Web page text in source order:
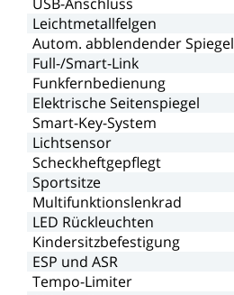
Leichtmetallfelgen
Autom. abblendenderSpiegel
Full-/Smart-Link
Funkfernbedienung
ElektrischeSeitenspiegel
Smart-Key-System
Lichtsensor
Scheckheftgepflegt
Sportsitze
Multifunktionslenkrad
LED Rückleuchten
Kindersitzbefestigung
ESP und ASR
Tempo-Limiter